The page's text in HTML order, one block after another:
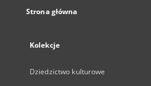
Strona główna
Kolekcje
Dziedzictwo kulturowe